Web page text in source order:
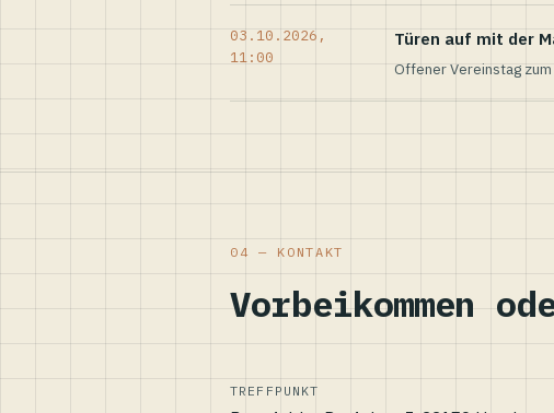
03.10.2026,
11:00
Türen auf mit der
Offener Vereinstag
04 — KONTAKT
Vorbeikommen
TREFFPUNKT